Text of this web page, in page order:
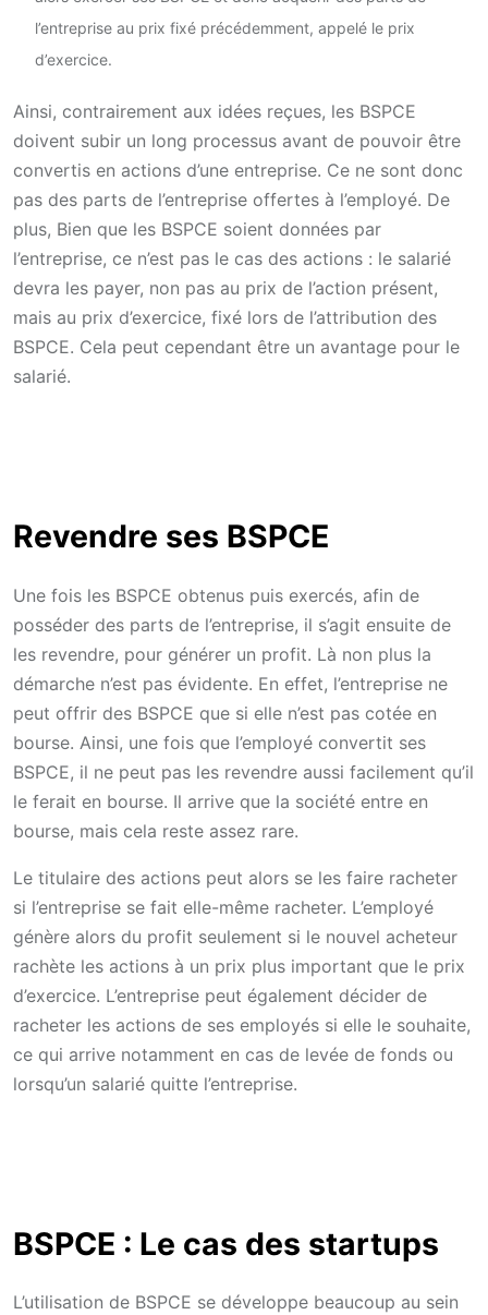
l’entreprise au prix fixé précédemment, appelé le prix
d’exercice.
Ainsi, contrairement aux idées reçues, les BSPCE
doivent subir un long processus avant de pouvoir être
convertis en actions d’une entreprise. Ce ne sont donc
pas des parts de l’entreprise offertes à l’employé. De
plus, Bien que les BSPCE soient données par
l’entreprise, ce n’est pas le cas des actions : le salarié
devra les payer, non pas au prix de l’action présent,
mais au prix d’exercice, fixé lors de l’attribution des
BSPCE. Cela peut cependant être un avantage pour le
salarié.
Revendre ses BSPCE
Une fois les BSPCE obtenus puis exercés, afin de
posséder des parts de l’entreprise, il s’agit ensuite de
les revendre, pour générer un profit. Là non plus la
démarche n’est pas évidente. En effet, l’entreprise ne
peut offrir des BSPCE que si elle n’est pas cotée en
bourse. Ainsi, une fois que l’employé convertit ses
BSPCE, il ne peut pas les revendre aussi facilement qu’il
le ferait en bourse. Il arrive que la société entre en
bourse, mais cela reste assez rare.
Le titulaire des actions peut alors se les faire racheter
si l’entreprise se fait elle-même racheter. L’employé
génère alors du profit seulement si le nouvel acheteur
rachète les actions à un prix plus important que le prix
d’exercice. L’entreprise peut également décider de
racheter les actions de ses employés si elle le souhaite,
ce qui arrive notamment en cas de levée de fonds ou
lorsqu’un salarié quitte l’entreprise.
BSPCE : Le cas des startups
L’utilisation de BSPCE se développe beaucoup au sein